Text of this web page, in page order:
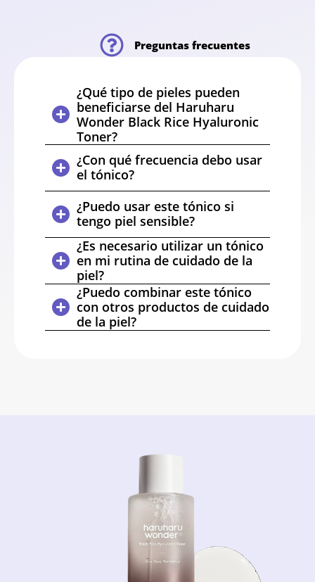
Preguntas frecuentes
¿Qué tipo de pieles pueden
beneficiarse del Haruharu
Wonder Black Rice Hyaluronic
Toner?
¿Con qué frecuencia debo usar
el tónico?
¿Puedo usar este tónico si
tengo piel sensible?
¿Es necesario utilizar un tónico
en mi rutina de cuidado de la
piel?
¿Puedo combinar este tónico
con otros productos de cuidado
de la piel?